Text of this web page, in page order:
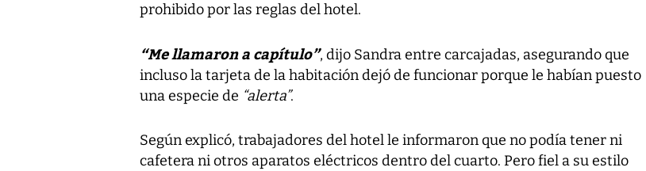
prohibido por las reglas del hotel.
“Me llamaron a capítulo”, dijo Sandra entre carcajadas, asegurando que
incluso la tarjeta de la habitación dejó de funcionar porque le habían puesto
una especie de “alerta”.
Según explicó, trabajadores del hotel le informaron que no podía tener ni
cafetera ni otros aparatos eléctricos dentro del cuarto. Pero fiel a su estilo